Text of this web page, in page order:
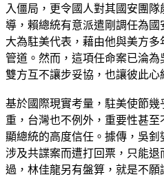
入僵局，更令國人對其國安團
導，賴總統有意派遣剛調任為
大為駐美代表，藉由他與美方
管道。然而，這項任命案已淪為
雙方互不讓步妥協，也讓彼此心
基於國際現實考量，駐美使節
重，台灣也不例外，重要性甚
顯總統的高度信任。據傳，吳
涉及共諜案而遭打回票，只能
過，林佳龍另有盤算，就是不